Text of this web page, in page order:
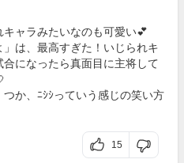
ャラみたいなのも可愛い💕
は、最高すぎた！いじられキ
になったら真面目に主将して
か、ﾆｼｼっていう感じの笑い方
15